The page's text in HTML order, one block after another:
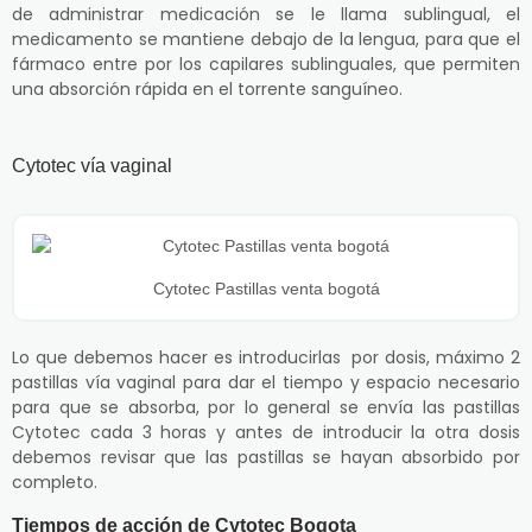
de administrar medicación se le llama sublingual, el
medicamento se mantiene debajo de la lengua, para que el
fármaco entre por los capilares sublinguales, que permiten
una absorción rápida en el torrente sanguíneo.
Cytotec vía vaginal
Cytotec Pastillas venta bogotá
Lo que debemos hacer es introducirlas por dosis, máximo 2
pastillas vía vaginal para dar el tiempo y espacio necesario
para que se absorba, por lo general se envía las pastillas
Cytotec cada 3 horas y antes de introducir la otra dosis
debemos revisar que las pastillas se hayan absorbido por
completo.
Tiempos de acción de Cytotec Bogota